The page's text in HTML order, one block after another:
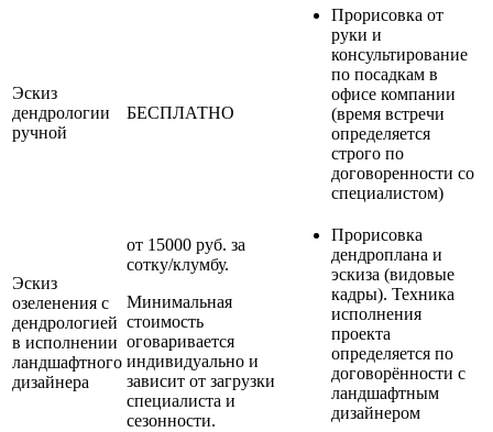
Эскиз
дендрологии
ручной
БЕСПЛАТНО
Прорисовка от
руки и
консультирование
по посадкам в
офисе компании
(время встречи
определяется
строго по
договоренности со
специалистом)
Эскиз
озеленения с
дендрологией
в исполнении
ландшафтного
дизайнера
от 15000 руб. за
сотку/клумбу.
Минимальная
стоимость
оговаривается
индивидуально и
зависит от загрузки
специалиста и
сезонности.
Прорисовка
дендроплана и
эскиза (видовые
кадры). Техника
исполнения
проекта
определяется по
договорённости с
ландшафтным
дизайнером